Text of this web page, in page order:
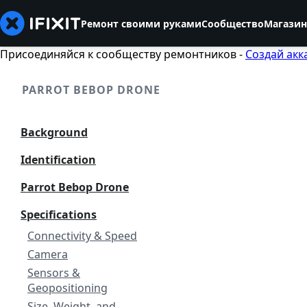
Ремонт своими рукамиСообществоМагазин
Присоединяйся к сообществу ремонтников - Создай
PARROT BEBOP DRONE
Background
Identification
Parrot Bebop Drone
Specifications
Connectivity & Speed
Camera
Sensors &
Geopositioning